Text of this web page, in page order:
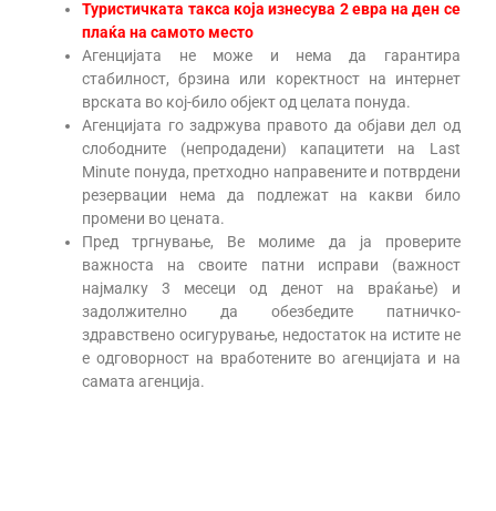
Туристичката такса која изнесува 2 евра на ден се
плаќа на самото место
Агенцијата не може и нема да гарантира
стабилност, брзина или коректност на интернет
врската во кој-било објект од целата понуда.
Агенцијата го задржува правото да објави дел од
слободните (непродадени) капацитети на Last
Minute понуда, претходно направените и потврдени
резервации нема да подлежат на какви било
промени во цената.
Пред тргнување, Ве молиме да ја проверите
важноста на своите патни исправи (важност
најмалку 3 месеци од денот на враќање) и
задолжително да обезбедите патничко-
здравствено осигурување, недостаток на истите не
е одговорност на вработените во агенцијата и на
самата агенција.